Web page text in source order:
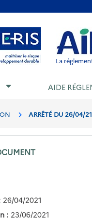
menu Aller au
La
AIDE
ARRÊTÉ DU 26/04/
26/04/2021
: 23/06/2021